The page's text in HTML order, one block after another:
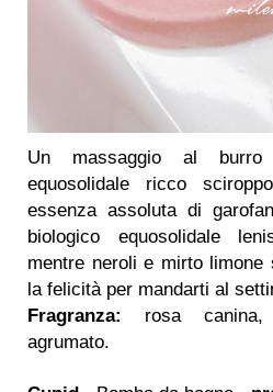
Un massaggio al
equosolidale ricco
essenza assoluta di
biologico equosolidale
mentre neroli e mirto limone
la felicità per mandarti al
Fragranza: rosa canina,
agrumato.